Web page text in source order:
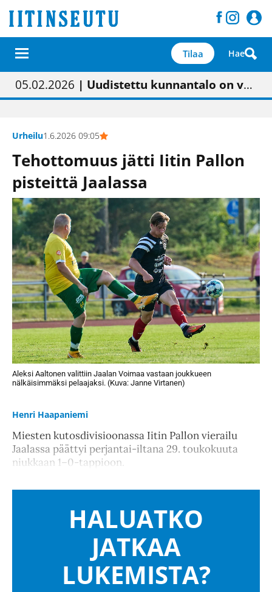
Tilaa Hae
01.02.2026 | Painon vaihtumisen pitäisi näkyä hieman parempana painojäljen laatuna lehdessä
05.02.2026 | Uudistettu kunnantalo on valoisa
23.04.2026 | “Olemme käynnistämässä uudelleen keskustavisiotyön”
09.05.2026| "Maalla on totuttu elämään omavaraisemmin kuin kaupungissa"
Urheilu1.6.2026 09:05
Tehottomuus jätti Iitin Pallon
pisteittä Jaalassa
Aleksi Aaltonen valittiin Jaalan Voimaa vastaan joukkueen
nälkäisimmäksi pelaajaksi. (Kuva: Janne Virtanen)
Henri Haapaniemi
Miesten kutosdivisioonassa Iitin Pallon vierailu
Jaalassa päättyi perjantai-iltana 29. toukokuuta
niukkaan 1–0-tappioon.
HALUATKO
JATKAA
LUKEMISTA?